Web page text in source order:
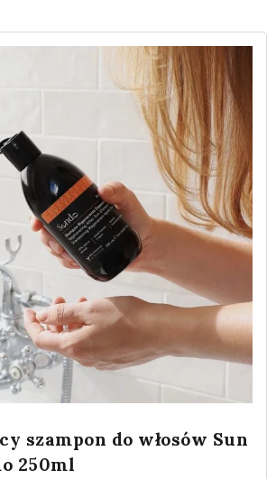
szampon do włosów Sun
250ml